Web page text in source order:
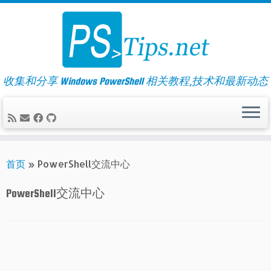
Skip
收集和分享 Windows PowerShell 相关教程,技术和最新动态
首页 » PowerShell交流中心
PowerShell交流中心